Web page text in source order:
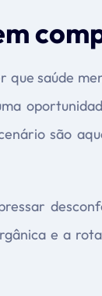
saúde
são
e a